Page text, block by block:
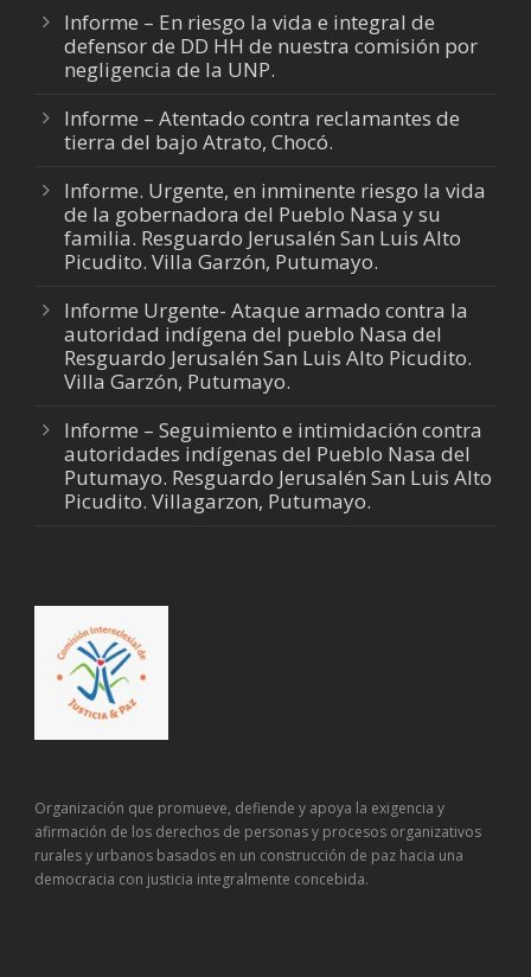
Informe – En riesgo la vida e integral de
defensor de DD HH de nuestra comisión por
negligencia de la UNP.
Informe – Atentado contra reclamantes de
tierra del bajo Atrato, Chocó.
Informe. Urgente, en inminente riesgo la vida
de la gobernadora del Pueblo Nasa y su
familia. Resguardo Jerusalén San Luis Alto
Picudito. Villa Garzón, Putumayo.
Informe Urgente- Ataque armado contra la
autoridad indígena del pueblo Nasa del
Resguardo Jerusalén San Luis Alto Picudito.
Villa Garzón, Putumayo.
Informe – Seguimiento e intimidación contra
autoridades indígenas del Pueblo Nasa del
Putumayo. Resguardo Jerusalén San Luis Alto
Picudito. Villagarzon, Putumayo.
Organización que promueve, defiende y apoya la exigencia y
afirmación de los derechos de personas y procesos organizativos
rurales y urbanos basados en un construcción de paz hacia una
democracia con justicia integralmente concebida.